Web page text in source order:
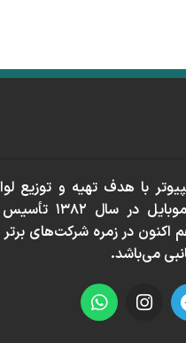
با هدف تهيه و توزيع
جانبی كامپيوتر و موبايل در سال
اكنون در زمره شركت‌های برتر
می‌باشد.